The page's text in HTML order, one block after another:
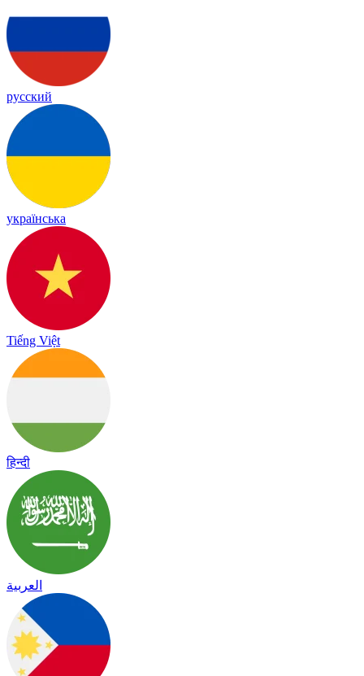
русский
українська
Tiếng Việt
हिन्दी
العربية